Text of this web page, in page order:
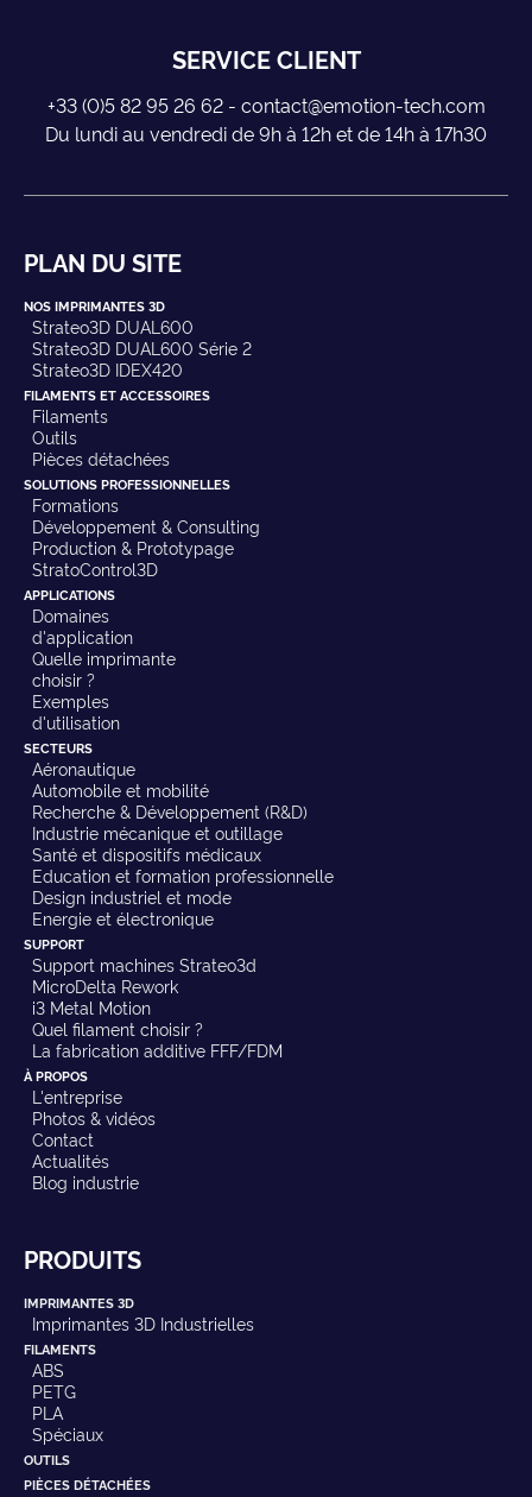
SERVICE CLIENT
+33 (0)5 82 95 26 62 - contact@emotion-tech.com
Du lundi au vendredi de 9h à 12h et de 14h à 17h30
PLAN DU SITE
NOS IMPRIMANTES 3D
Strateo3D DUAL600
Strateo3D DUAL600 Série 2
Strateo3D IDEX420
FILAMENTS ET ACCESSOIRES
Filaments
Outils
Pièces détachées
SOLUTIONS PROFESSIONNELLES
Formations
Développement & Consulting
Production & Prototypage
StratoControl3D
APPLICATIONS
Domaines
d'application
Quelle imprimante
choisir ?
Exemples
d'utilisation
SECTEURS
Aéronautique
Automobile et mobilité
Recherche & Développement (R&D)
Industrie mécanique et outillage
Santé et dispositifs médicaux
Education et formation professionnelle
Design industriel et mode
Energie et électronique
SUPPORT
Support machines Strateo3d
MicroDelta Rework
i3 Metal Motion
Quel filament choisir ?
La fabrication additive FFF/FDM
À PROPOS
L'entreprise
Photos & vidéos
Contact
Actualités
Blog industrie
PRODUITS
IMPRIMANTES 3D
Imprimantes 3D Industrielles
FILAMENTS
ABS
PETG
PLA
Spéciaux
OUTILS
PIÈCES DÉTACHÉES